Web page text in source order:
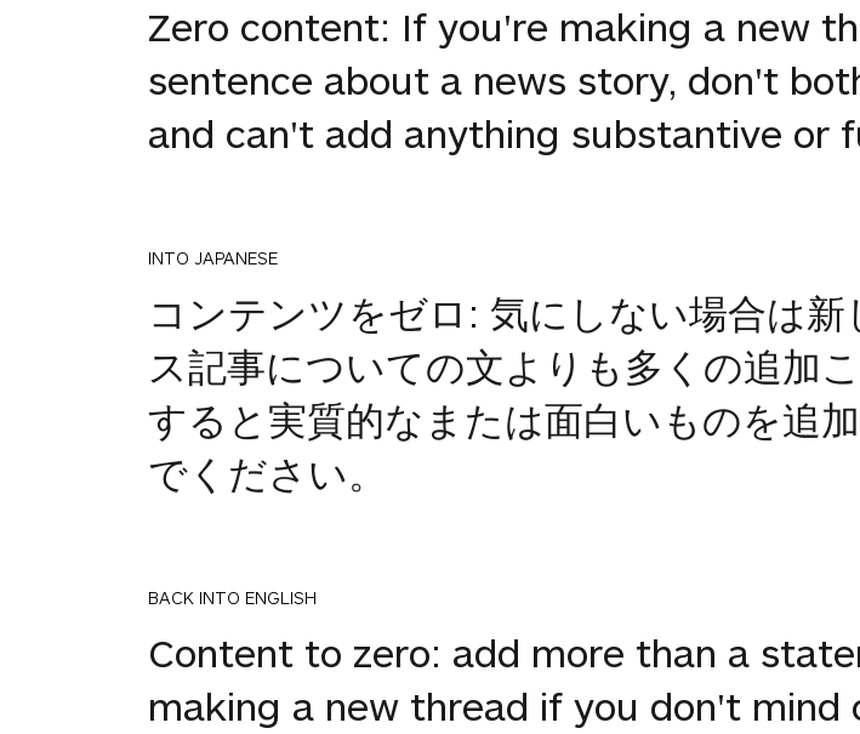
Zero content: If you're making a new
sentence about a news story, don't
and can't add anything substantive or
INTO JAPANESE
コンテンツをゼロ: 気にしない場合は
ス記事についての文よりも多くの追加
すると実質的なまたは面白いものを追
でください。
BACK INTO ENGLISH
Content to zero: add more than a
making a new thread if you don't mind